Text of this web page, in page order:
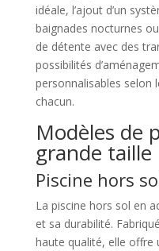
idéale, l’ajout d’un
baignades nocturnes
de détente avec des
possibilités
personnalisables selon
chacun.
Modèles de
grande taille
Piscine hors
La piscine hors sol en
et sa durabilité.
haute qualité, elle offre